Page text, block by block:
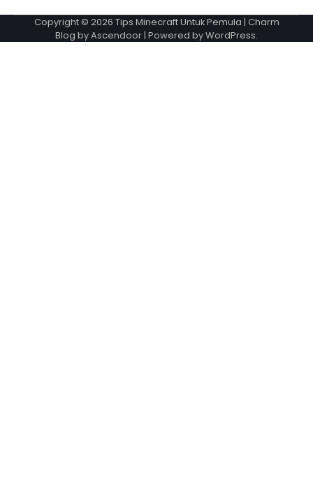
Copyright © 2026 Tips Minecraft Untuk Pemula | Charm
Blog byAscendoor| Powered byWordPress.